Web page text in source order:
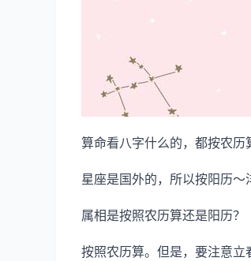
算命看八字什么的，都按农历
星座是国外的，所以按阳历～
属相是按照农历算还是阳历？
按照农历算。但是，要注意